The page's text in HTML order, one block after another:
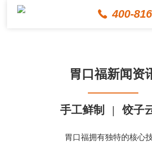
400-
胃口福新闻资
手工鲜制 | 饺子
胃口福拥有独特的核心